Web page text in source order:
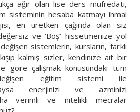
ağır olan lise ders müfredatı,
sisteminin hesaba katmayı ihmal
en üretken çağında olan siz
ve ‘Boş’ hissetmenize yol
değişen sistemlerin, kursların, farklı
kalmış sizler, kendinize ait bir
göre çalışmak konusundaki tüm
değişen eğitim sistemi ile
enerjinizi ve azminizi
verimli ve nitelikli mecralar